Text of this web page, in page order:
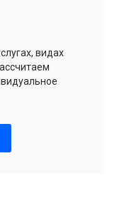
видах